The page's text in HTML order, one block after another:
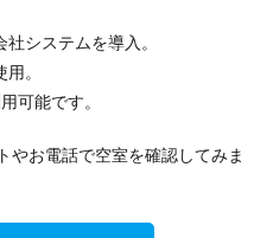
システムを導入。
。
可能です。
やお電話で空室を確認してみま